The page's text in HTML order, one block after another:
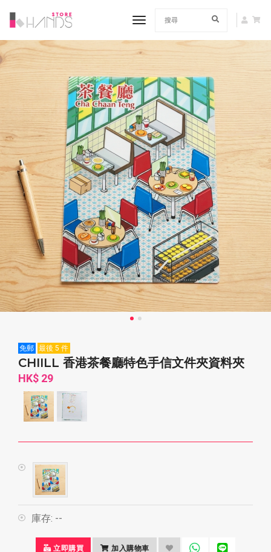
toggle navigation
免郵 最後 5 件
CHIILL 香港茶餐廳特色手信文件夾資料夾
HK$ 29
庫存: --
立即購買 加入購物車